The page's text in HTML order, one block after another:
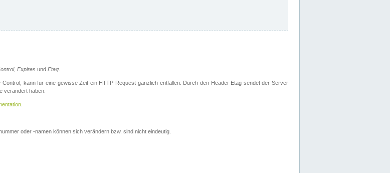
, Expires und Etag.
kann für eine gewisse Zeit ein HTTP-Request gänzlich entfallen. Durch den Header Etag sendet der Server
verändert haben.
.
oder -namen können sich verändern bzw. sind nicht eindeutig.